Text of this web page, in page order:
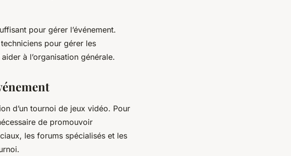
pour gérer l’événement.
pour gérer les
à l’organisation générale.
d’un tournoi de jeux vidéo. Pour
de promouvoir
les forums spécialisés et les